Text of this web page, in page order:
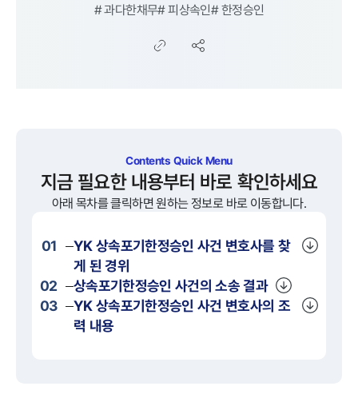
#과다한채무#피상속인#한정승인
Contents Quick Menu
지금 필요한 내용부터 바로 확인하세요
아래 목차를 클릭하면 원하는 정보로 바로 이동합니다.
01 YK상속포기한정승인 사건 변호사를 찾
게 된 경위
02
상속포기한정승인 사건의 소송 결과
03
YK상속포기한정승인 사건 변호사의 조
력 내용